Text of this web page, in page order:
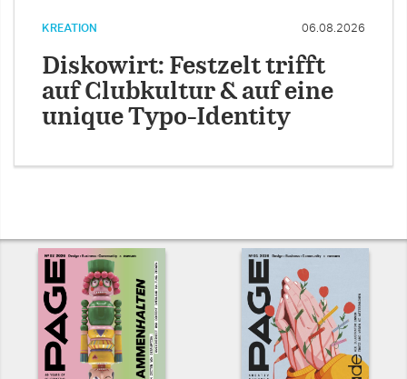
KREATION 06.08.2026
Diskowirt: Festzelt trifft
auf Clubkultur & auf eine
unique Typo-Identity